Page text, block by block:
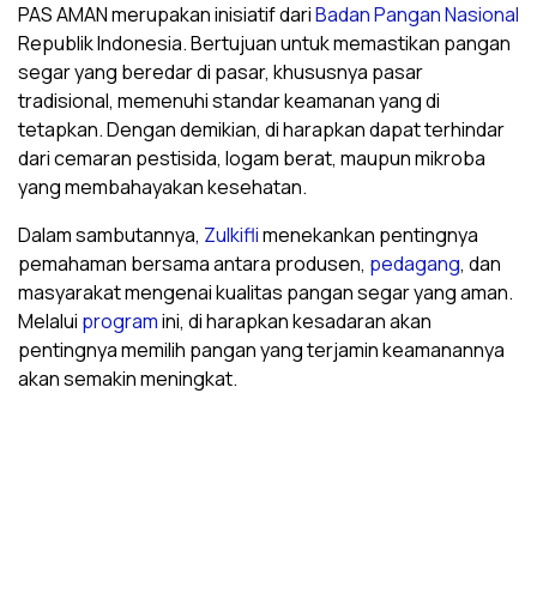
PAS AMAN merupakan inisiatif dariBadan Pangan Nasional
Republik Indonesia. Bertujuan untuk memastikan pangan
segar yang beredar di pasar, khususnya pasar
tradisional, memenuhi standar keamanan yang di
tetapkan. Dengan demikian, di harapkan dapat terhindar
dari cemaran pestisida, logam berat, maupun mikroba
yang membahayakan kesehatan.
Dalam sambutannya, Zulkiflimenekankan pentingnya
pemahaman bersama antara produsen, pedagang, dan
masyarakat mengenai kualitas pangan segar yang aman.
Melalui programini, di harapkan kesadaran akan
pentingnya memilih pangan yang terjamin keamanannya
akan semakin meningkat.